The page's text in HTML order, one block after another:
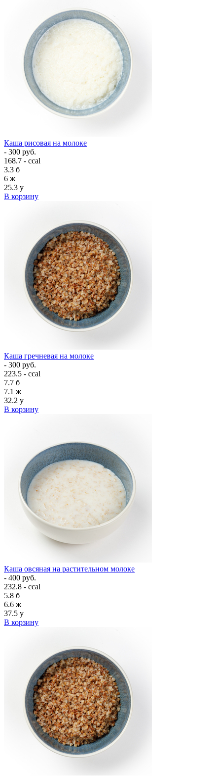
Каша рисовая на молоке
- 300 руб.
168.7 - ccal
3.3 б
6 ж
25.3 у
В корзину
Каша гречневая на молоке
- 300 руб.
223.5 - ccal
7.7 б
7.1 ж
32.2 у
В корзину
Каша овсяная на растительном молоке
- 400 руб.
232.8 - ccal
5.8 б
6.6 ж
37.5 у
В корзину